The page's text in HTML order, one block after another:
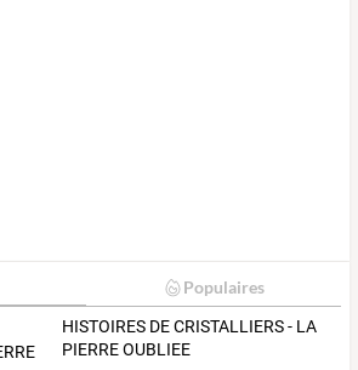
Populaires
HISTOIRES DE CRISTALLIERS - LA
PIERRE OUBLIEE